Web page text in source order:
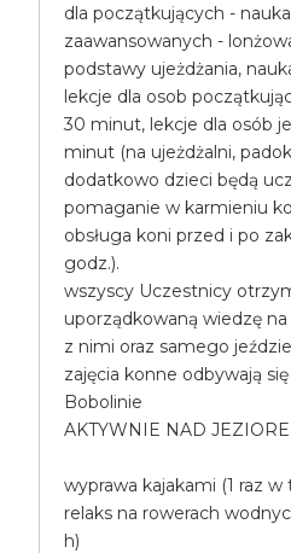
dla początkujących -
zaawansowanych -
podstawy ujeżdżania,
lekcje dla osob
30 minut, lekcje dla osób
minut (na ujeżdżalni,
dodatkowo dzieci będą
pomaganie w karmieniu
obsługa koni przed i po
godz.).
wszyscy Uczestnicy
uporządkowaną wiedzę
z nimi oraz samego
zajęcia konne odbywają
Bobolinie
AKTYWNIE NAD
wyprawa kajakami (1 raz w
relaks na rowerach
h)